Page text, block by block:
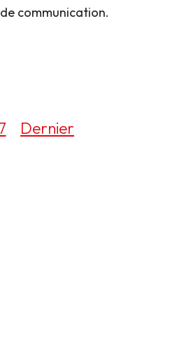
communication.
Dernier